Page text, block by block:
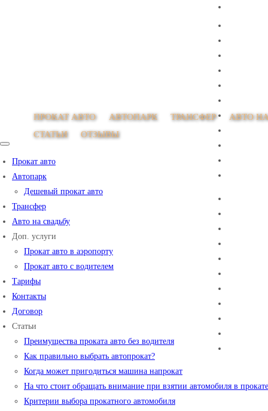
Прокат авто
Автопарк
Дешевый прокат авто
Трансфер
Авто на свадьбу
Доп. услуги
Прокат авто в аэропорту
Прокат авто с водителем
Тарифы
Контакты
Договор
Статьи
Преимущества проката авто без водителя
Как правильно выбрать автопрокат?
Когда может пригодиться машина напрокат
На что стоит обращать внимание при взятии автомобиля в прокате
Критерии выбора прокатного автомобиля
ПРОКАТ АВТО АВТОПАРК ТРАНСФЕР
АВТО
СТАТЬИ
ОТЗЫВЫ